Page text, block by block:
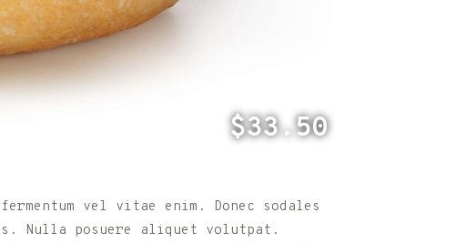
$33.50
vel vitae enim. Donec sodales
Nulla posuere aliquet volutpat.